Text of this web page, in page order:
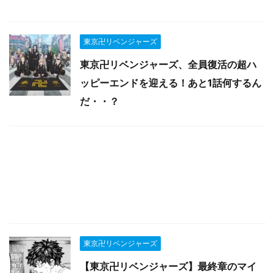
東京卍リベンジャーズ
東京卍リベンジャーズ、全員復活の超ハ
ッピーエンドを迎える！あと1話何するん
だ・・？
東京卍リベンジャーズ
【東京卍リベンジャーズ】最終章のマイ